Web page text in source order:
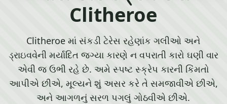
Clitheroe
Clitheroe માં સંકડી ટેરેસ રહેણાંક ગલીઓ અને
ડ્રાઇવવેની મર્યાદિત જગ્યા કારણે ન વપરાતી કારો ઘણી વાર
એવી જ ઉભી રહે છે. અમે સ્પષ્ટ સ્ક્રેપ કારની કિંમતો
આપીએ છીએ, મૂલ્યને શું અસર કરે તે સમજાવીએ છીએ,
અને આગળનું સરળ પગલું ગોઠવીએ છીએ.